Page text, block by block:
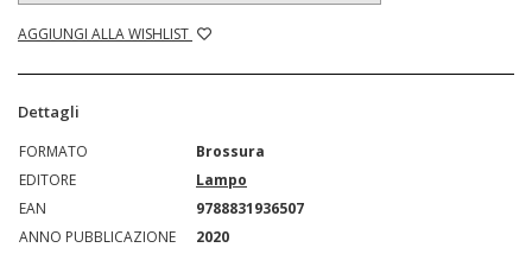
AGGIUNGI ALLA WISHLIST
Dettagli
FORMATO
Brossura
EDITORE
Lampo
EAN
9788831936507
ANNO PUBBLICAZIONE
2020